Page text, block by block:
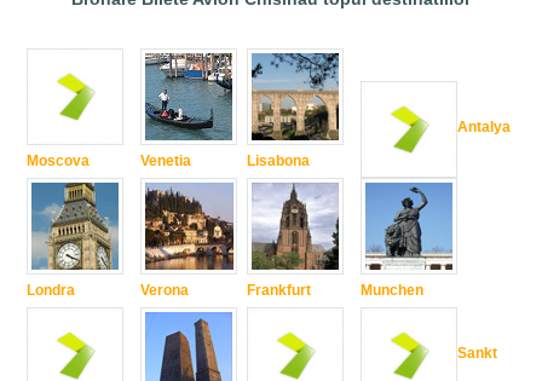
Moscova
Londra
Venetia
Verona
Lisabona
Frankfurt
Antalya
Munchen
Sankt